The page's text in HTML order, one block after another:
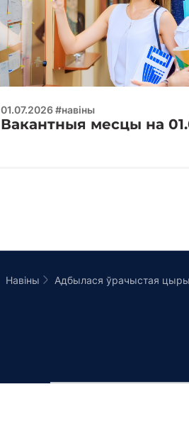
01.07.2026 #навіны
Вакантныя месцы на
Навіны